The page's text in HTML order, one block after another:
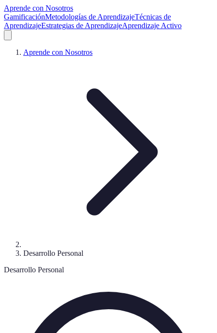
Aprende con Nosotros
GamificaciónMetodologías de AprendizajeTécnicas de
AprendizajeEstrategias de AprendizajeAprendizaje Activo
Aprende con Nosotros
Desarrollo Personal
Desarrollo Personal